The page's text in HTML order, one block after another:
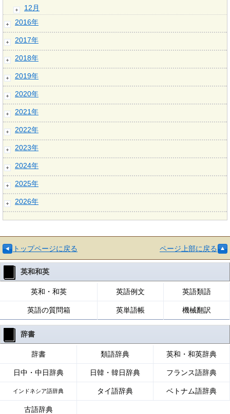
12月
2016年
2017年
2018年
2019年
2020年
2021年
2022年
2023年
2024年
2025年
2026年
トップページに戻る ページ上部に戻る
英和和英
英和・和英 英語例文 英語類語
英語の質問箱 英単語帳 機械翻訳
辞書
辞書 類語辞典 英和・和英辞典
日中・中日辞典 日韓・韓日辞典 フランス語辞典
インドネシア語辞典 タイ語辞典 ベトナム語辞典
古語辞典